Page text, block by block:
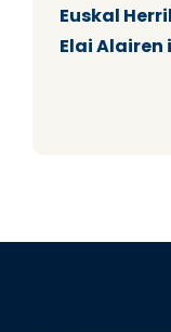
Euskal
Elai Alairen